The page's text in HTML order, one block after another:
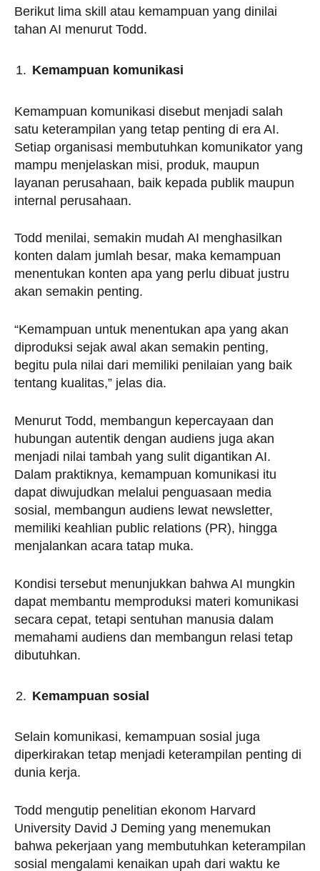
Berikut lima skill atau kemampuan yang dinilai
tahan AI menurut Todd.
Kemampuan komunikasi
Kemampuan komunikasi disebut menjadi salah
satu keterampilan yang tetap penting di era AI.
Setiap organisasi membutuhkan komunikator yang
mampu menjelaskan misi, produk, maupun
layanan perusahaan, baik kepada publik maupun
internal perusahaan.
Todd menilai, semakin mudah AI menghasilkan
konten dalam jumlah besar, maka kemampuan
menentukan konten apa yang perlu dibuat justru
akan semakin penting.
“Kemampuan untuk menentukan apa yang akan
diproduksi sejak awal akan semakin penting,
begitu pula nilai dari memiliki penilaian yang baik
tentang kualitas,” jelas dia.
Menurut Todd, membangun kepercayaan dan
hubungan autentik dengan audiens juga akan
menjadi nilai tambah yang sulit digantikan AI.
Dalam praktiknya, kemampuan komunikasi itu
dapat diwujudkan melalui penguasaan media
sosial, membangun audiens lewat newsletter,
memiliki keahlian public relations (PR), hingga
menjalankan acara tatap muka.
Kondisi tersebut menunjukkan bahwa AI mungkin
dapat membantu memproduksi materi komunikasi
secara cepat, tetapi sentuhan manusia dalam
memahami audiens dan membangun relasi tetap
dibutuhkan.
Kemampuan sosial
Selain komunikasi, kemampuan sosial juga
diperkirakan tetap menjadi keterampilan penting di
dunia kerja.
Todd mengutip penelitian ekonom Harvard
University David J Deming yang menemukan
bahwa pekerjaan yang membutuhkan keterampilan
sosial mengalami kenaikan upah dari waktu ke